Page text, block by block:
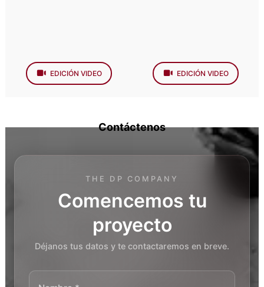
EDICIÓN VIDEO EDICIÓN VIDEO
Contáctenos
THE DP COMPANY
Comencemos tu
proyecto
Déjanos tus datos y te contactaremos en breve.